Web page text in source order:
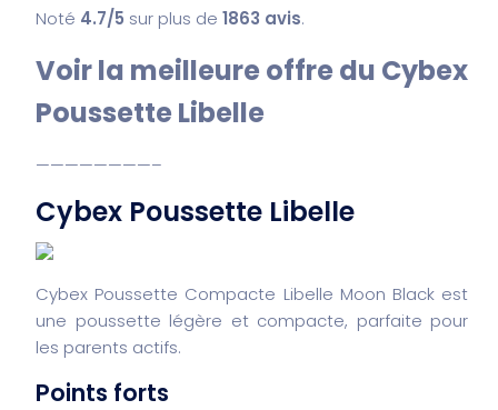
Noté 4.7/5 sur plus de 1863 avis.
Voir la meilleure offre du Cybex
Poussette Libelle
————————–
Cybex Poussette Libelle
Cybex Poussette Compacte Libelle Moon Black est
une poussette légère et compacte, parfaite pour
les parents actifs.
Points forts